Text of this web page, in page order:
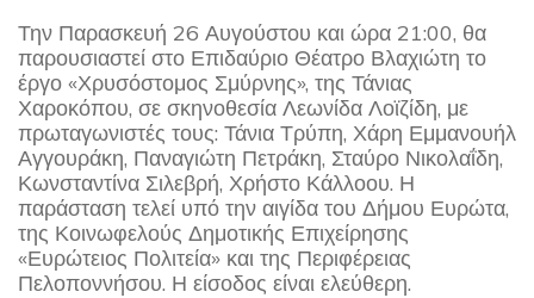
Την Παρασκευή 26 Αυγούστου και ώρα 21:00, θα
παρουσιαστεί στο Επιδαύριο Θέατρο Βλαχιώτη το
έργο «Χρυσόστομος Σμύρνης», της Τάνιας
Χαροκόπου, σε σκηνοθεσία Λεωνίδα Λοϊζίδη, με
πρωταγωνιστές τους: Τάνια Τρύπη, Χάρη Εμμανουήλ
Αγγουράκη, Παναγιώτη Πετράκη, Σταύρο Νικολαΐδη,
Κωνσταντίνα Σιλεβρή, Χρήστο Κάλλοου. Η
παράσταση τελεί υπό την αιγίδα του Δήμου Ευρώτα,
της Κοινωφελούς Δημοτικής Επιχείρησης
«Ευρώτειος Πολιτεία» και της Περιφέρειας
Πελοποννήσου. Η είσοδος είναι ελεύθερη.